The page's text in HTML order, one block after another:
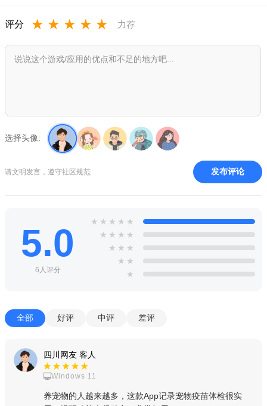
勿用于商业用途，下载后24小时内删除，否则后果自负。建议持
续关注官方版本更新，回归正版享受稳定服务。
评分 ★ ★ ★ ★ ★ 力荐
选择头像:
请文明发言，遵守社区规范 发布评论
5.0
6人评分
★ ★ ★ ★ ★
★ ★ ★ ★
★ ★ ★
★ ★
★
全部 好评 中评 差评
四川网友 客人
Windows 11
养宠物的人越来越多，这款App记录宠物疫苗体检很实